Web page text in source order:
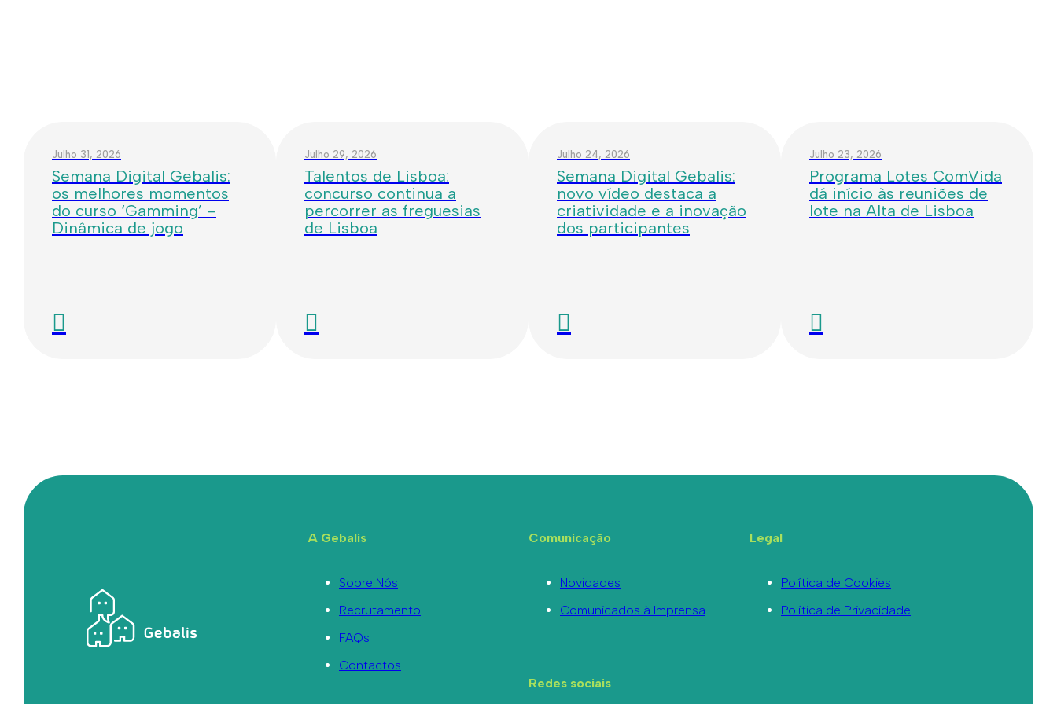
Julho 31, 2026
Semana Digital Gebalis:
os melhores momentos
do curso ‘Gamming’ –
Dinâmica de jogo
Julho 29, 2026
Talentos de Lisboa:
concurso continua a
percorrer as freguesias
de Lisboa
Julho 24, 2026
Semana Digital Gebalis:
novo vídeo destaca a
criatividade e a inovação
dos participantes
Julho 23, 2026
Programa Lotes ComVida
dá início às reuniões de
lote na Alta de Lisboa
A Gebalis
Sobre Nós
Recrutamento
FAQs
Contactos
Comunicação
Novidades
Comunicados à Imprensa
Redes sociais
Legal
Política de Cookies
Política de Privacidade